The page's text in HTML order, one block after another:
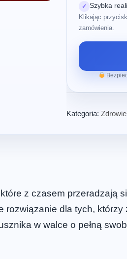
✓ Szybka
Klikając
zamówienia.
Kategoria:
z czasem przeradzają
dla tych,
w walce o pełną